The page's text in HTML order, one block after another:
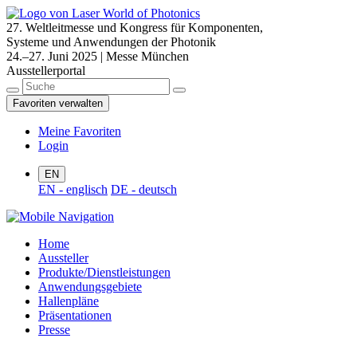
27. Weltleitmesse und Kongress für Komponenten,
Systeme und Anwendungen der Photonik
24.–27. Juni 2025 | Messe München
Ausstellerportal
Favoriten verwalten
Meine Favoriten
Login
EN
EN - englisch DE - deutsch
Home
Aussteller
Produkte/Dienstleistungen
Anwendungsgebiete
Hallenpläne
Präsentationen
Presse